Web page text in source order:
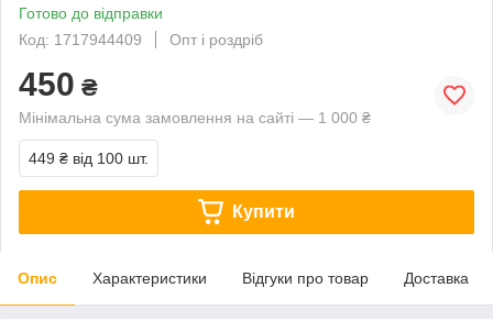
Готово до відправки
Код: 1717944409
Опт і роздріб
450 ₴
Мінімальна сума замовлення на сайті — 1 000 ₴
449 ₴ від 100 шт.
Купити
Опис Характеристики Відгуки про товар Доставка